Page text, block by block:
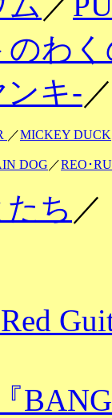
わ
キ-
／MICKEY DUCK
DOG ／REO･
ち ／
Red
『